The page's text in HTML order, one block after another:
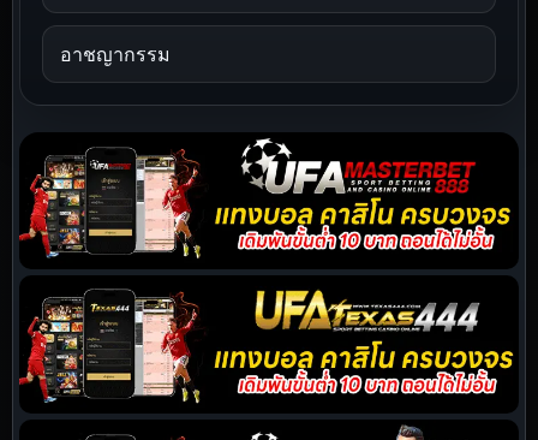
อาชญากรรม